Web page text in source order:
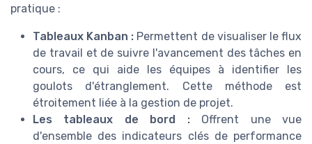
pratique :
Tableaux Kanban : Permettent de visualiser le flux
de travail et de suivre l'avancement des tâches en
cours, ce qui aide les équipes à identifier les
goulots d'étranglement. Cette méthode est
étroitement liée à la gestion de projet.
Les tableaux de bord :Offrent une vue
d'ensemble des indicateurs clés de performance